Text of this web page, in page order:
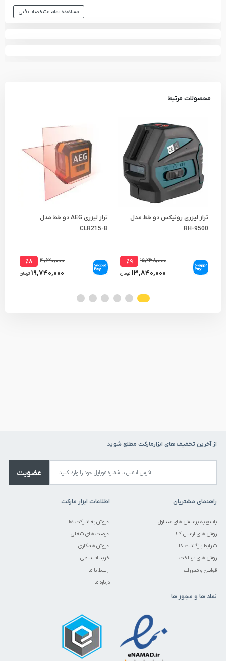
مشاهده تمام مشخصات فنی
محصولات مرتبط
تراز لیزری رونیکس دو خط مدل
RH-9500
۱۵,۲۳۸,۰۰۰ ٪۹
۱۳,۸۴۰,۰۰۰ تومان
تراز لیزری AEG دو خط مدل
CLR215-B
۲۱,۶۲۰,۰۰۰ ٪۸
۱۹,۷۴۰,۰۰۰ تومان
از آخرین تخفیف های ابزارمارکت مطلع شوید
عضویت
راهنمای مشتریان
پاسخ به پرسش های متداول
روش های ارسال کالا
شرایط بازگشت کالا
روش های پرداخت
قوانین و مقررات
اطلاعات ابزار مارکت
فروش به شرکت ها
فرصت های شغلی
فروش همکاری
خرید اقساطی
ارتباط با ما
درباره ما
نماد ها و مجوز ها